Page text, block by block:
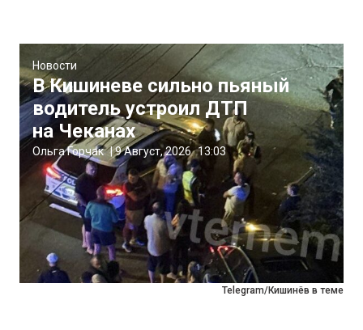
Telegram/Кишинёв в теме
Новости
В Кишиневе сильно пьяный
водитель устроил ДТП
на Чеканах
Ольга Горчак |9 Август, 2026 13:03